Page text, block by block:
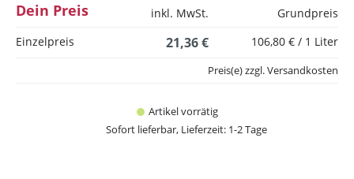
Dein Preis inkl. MwSt.
Grundpreis
Einzelpreis
21,36 € 106,80 € / 1 Liter
Artikel vorrätig
Sofort lieferbar, Lieferzeit: 1-2 Tage
Preis(e) zzgl. Versandkosten